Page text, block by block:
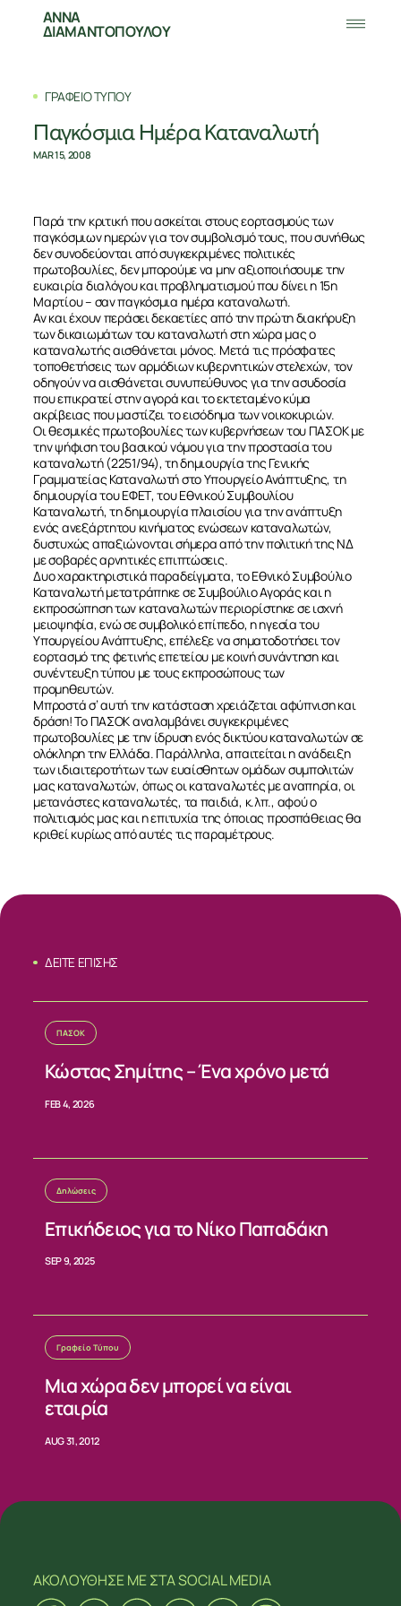
ΕΠΙΚΟΙΝΩΝΙΑ
ΑΝΝΑ
ΔΙΑΜΑΝΤΟΠΟΥΛΟΥ
ΓΡΑΦΕΙΟ ΤΥΠΟΥ
Παγκόσμια Ημέρα Καταναλωτή
MAR 15, 2008
Παρά την κριτική που ασκείται στους εορτασμούς των
παγκόσμιων ημερών για τον συμβολισμό τους, που συνήθως
δεν συνοδεύονται από συγκεκριμένες πολιτικές
πρωτοβουλίες, δεν μπορούμε να μην αξιοποιήσουμε την
ευκαιρία διαλόγου και προβληματισμού που δίνει η 15η
Μαρτίου – σαν παγκόσμια ημέρα καταναλωτή.
Αν και έχουν περάσει δεκαετίες από την πρώτη διακήρυξη
των δικαιωμάτων του καταναλωτή στη χώρα μας ο
καταναλωτής αισθάνεται μόνος. Μετά τις πρόσφατες
τοποθετήσεις των αρμόδιων κυβερνητικών στελεχών, τον
οδηγούν να αισθάνεται συνυπεύθυνος για την ασυδοσία
που επικρατεί στην αγορά και το εκτεταμένο κύμα
ακρίβειας που μαστίζει το εισόδημα των νοικοκυριών.
Οι θεσμικές πρωτοβουλίες των κυβερνήσεων του ΠΑΣΟΚ με
την ψήφιση του βασικού νόμου για την προστασία του
καταναλωτή (2251/94), τη δημιουργία της Γενικής
Γραμματείας Καταναλωτή στο Υπουργείο Ανάπτυξης, τη
δημιουργία του ΕΦΕΤ, του Εθνικού Συμβουλίου
Καταναλωτή, τη δημιουργία πλαισίου για την ανάπτυξη
ενός ανεξάρτητου κινήματος ενώσεων καταναλωτών,
δυστυχώς απαξιώνονται σήμερα από την πολιτική της ΝΔ
με σοβαρές αρνητικές επιπτώσεις.
Δυο χαρακτηριστικά παραδείγματα, το Εθνικό Συμβούλιο
Καταναλωτή μετατράπηκε σε Συμβούλιο Αγοράς και η
εκπροσώπηση των καταναλωτών περιορίστηκε σε ισχνή
μειοψηφία, ενώ σε συμβολικό επίπεδο, η ηγεσία του
Υπουργείου Ανάπτυξης, επέλεξε να σηματοδοτήσει τον
εορτασμό της φετινής επετείου με κοινή συνάντηση και
συνέντευξη τύπου με τους εκπροσώπους των
προμηθευτών.
Μπροστά σ’ αυτή την κατάσταση χρειάζεται αφύπνιση και
δράση! Το ΠΑΣΟΚ αναλαμβάνει συγκεκριμένες
πρωτοβουλίες με την ίδρυση ενός δικτύου καταναλωτών σε
ολόκληρη την Ελλάδα. Παράλληλα, απαιτείται η ανάδειξη
των ιδιαιτεροτήτων των ευαίσθητων ομάδων συμπολιτών
μας καταναλωτών, όπως οι καταναλωτές με αναπηρία, οι
μετανάστες καταναλωτές, τα παιδιά, κ.λπ., αφού ο
πολιτισμός μας και η επιτυχία της όποιας προσπάθειας θα
κριθεί κυρίως από αυτές τις παραμέτρους.
ΔΕΙΤΕ ΕΠΙΣΗΣ
ΠΑΣΟΚ
Κώστας Σημίτης – Ένα χρόνο μετά
FEB 4, 2026
Δηλώσεις
Επικήδειος για το Νίκο Παπαδάκη
SEP 9, 2025
Γραφείο Τύπου
Μια χώρα δεν μπορεί να είναι
εταιρία
AUG 31, 2012
ΑΚΟΛΟΥΘΗΣΕ ΜΕΣΤΑ SOCIAL MEDIA